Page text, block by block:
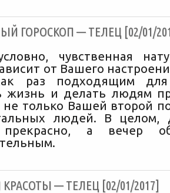
ГОРОСКОП — ТЕЛЕЦ [02/01/
чувственная
от Вашего
раз подходящим
жизнь и делать людям
не только Вашей второй
людей. В целом,
прекрасно, а вечер
— ТЕЛЕЦ [02/01/2017]